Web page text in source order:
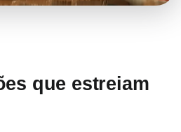
que estreiam